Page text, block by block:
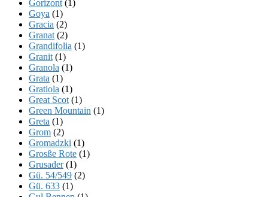
Gorizont (1)
Goya (1)
Gracia (2)
Granat (2)
Grandifolia (1)
Granit (1)
Granola (1)
Grata (1)
Gratiola (1)
Great Scot (1)
Green Mountain (1)
Greta (1)
Grom (2)
Gromadzki (1)
Grosße Rote (1)
Grusader(1)
Gü. 54/549 (2)
Gü. 633 (1)